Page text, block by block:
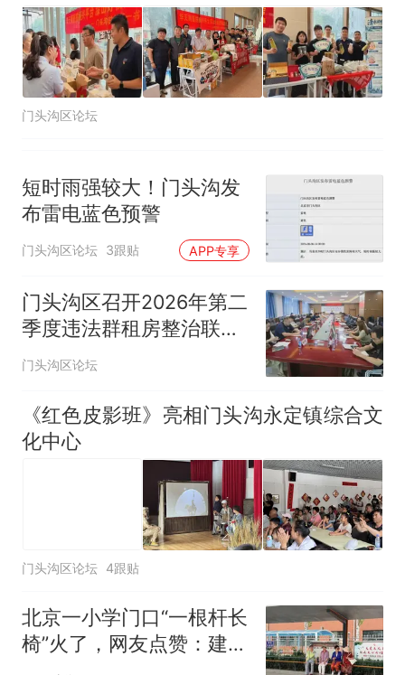
门头沟区论坛
短时雨强较大！门头沟发
布雷电蓝色预警
门头沟区论坛 3跟贴 APP专享
门头沟区召开2026年第二
季度违法群租房整治联席
会商会等三则综合新闻
门头沟区论坛
《红色皮影班》亮相门头沟永定镇综合文
化中心
门头沟区论坛 4跟贴
北京一小学门口“一根杆长
椅”火了，网友点赞：建议
全国推广